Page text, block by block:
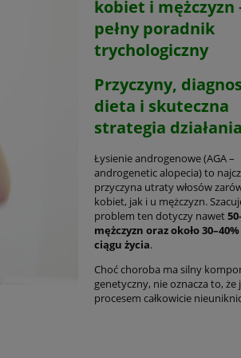
Kuracja Antyandrogenowa- 3
kobiet i mężczyzn
pełny poradnik
trychologiczny
Przyczyny,
dieta i skuteczna
strategia działania
Łysienie androgenowe (AGA –
androgenetic alopecia) to
przyczyna utraty włosów
kobiet, jak i u mężczyzn.
problem ten dotyczy nawet
mężczyzn oraz około
ciągu życia.
Choć choroba ma silny
genetyczny, nie oznacza to, że
procesem całkowicie